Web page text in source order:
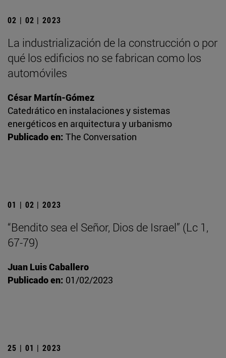
02 | 02 | 2023
La industrialización de la construcción o por
qué los edificios no se fabrican como los
automóviles
César Martín-Gómez
Catedrático en instalaciones y sistemas
energéticos en arquitectura y urbanismo
Publicado en: The Conversation
01 | 02 | 2023
“Bendito sea el Señor, Dios de Israel” (Lc 1,
67-79)
Juan Luis Caballero
Publicado en: 01/02/2023
25 | 01 | 2023